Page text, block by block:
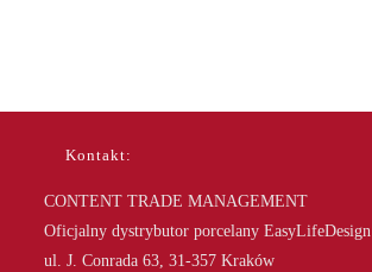
Kontakt:
CONTENT TRADE MANAGEMENT
Oficjalny dystrybutor porcelany EasyLifeDesign
ul. J. Conrada 63, 31-357 Kraków